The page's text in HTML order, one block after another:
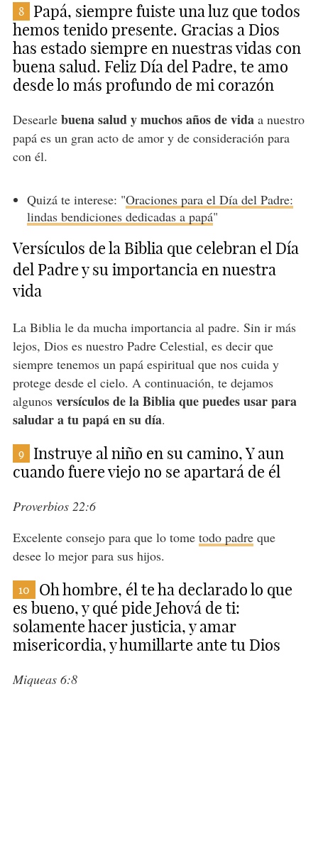
8
Papá, siempre fuiste una luz que todos
hemos tenido presente. Gracias a Dios
has estado siempre en nuestras vidas con
buena salud. Feliz Día del Padre, te amo
desde lo más profundo de mi corazón
Desearle buena salud y muchos años de vidaa nuestro
papá es un gran acto de amor y de consideración para
con él.
Quizá te interese: "Oraciones para el Día del Padre:
lindas bendiciones dedicadas a papá"
Versículos de la Biblia que celebran el Día
del Padre y su importancia en nuestra
vida
La Biblia le da mucha importancia al padre. Sin ir más
lejos, Dios es nuestro Padre Celestial, es decir que
siempre tenemos un papá espiritual que nos cuida y
protege desde el cielo. A continuación, te dejamos
algunos versículos de la Biblia que puedes usar para
saludar a tu papá en su día.
9
Instruye al niño en su camino, Y aun
cuando fuere viejo no se apartará de él
Proverbios 22:6
Excelente consejo para que lo tome todo padreque
desee lo mejor para sus hijos.
10
Oh hombre, él te ha declarado lo que
es bueno, y qué pide Jehová de ti:
solamente hacer justicia, y amar
misericordia, y humillarte ante tu Dios
Miqueas 6:8